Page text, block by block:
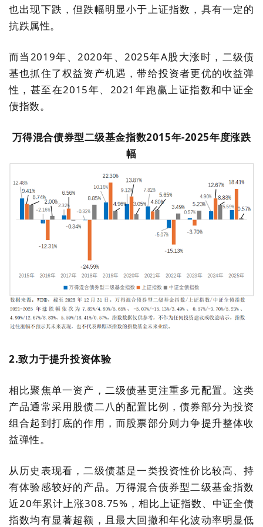
也出现下跌，但跌幅明显小于上证指数，具有一定的
抗跌属性。
而当2019年、2020年、2025年A股大涨时，二级债
基也抓住了权益资产机遇，带给投资者更优的收益弹
性，甚至在2015年、2021年跑赢上证指数和中证全
债指数。
万得混合债券型二级基金指数2015年-2025年度涨跌
幅
2.致力于提升投资体验
相比聚焦单一资产，二级债基更注重多元配置。这类
产品通常采用股债二八的配置比例，债券部分为投资
组合起到打底的作用，而股票部分则力争提升整体收
益弹性。
从历史表现看，二级债基是一类投资性价比较高、持
有体验感较好的产品。万得混合债券型二级基金指数
近20年累计上涨308.75%，相比上证指数、中证全债
指数均有显著超额，且最大回撤和年化波动率明显低